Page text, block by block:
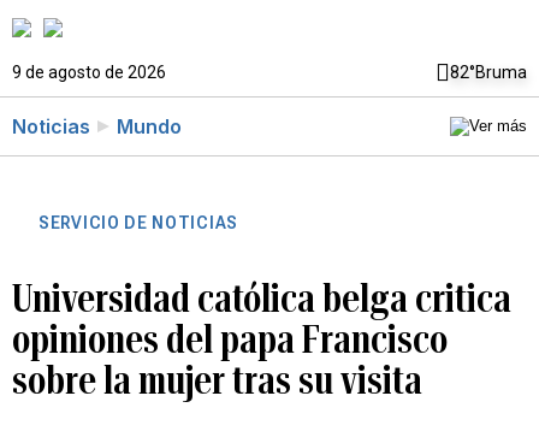
9 de agosto de 2026 82°Bruma
Noticias Mundo
SERVICIO DE NOTICIAS
Universidad católica belga critica
opiniones del papa Francisco
sobre la mujer tras su visita